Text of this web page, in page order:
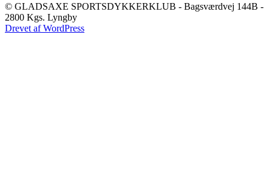
© GLADSAXE SPORTSDYKKERKLUB - Bagsværdvej 144B -
2800 Kgs. Lyngby
Drevet af WordPress